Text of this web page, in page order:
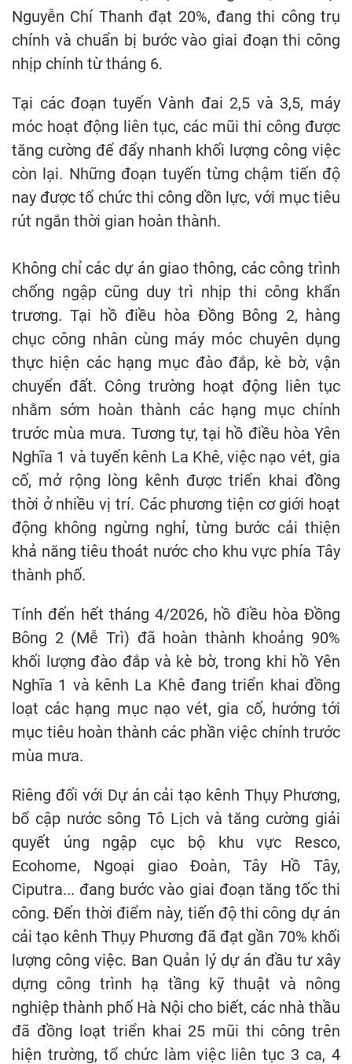
Nguyễn Chí Thanh đạt 20%, đang thi công trụ
chính và chuẩn bị bước vào giai đoạn thi công
nhịp chính từ tháng 6.
Tại các đoạn tuyến Vành đai 2,5 và 3,5, máy
móc hoạt động liên tục, các mũi thi công được
tăng cường để đẩy nhanh khối lượng công việc
còn lại. Những đoạn tuyến từng chậm tiến độ
nay được tổ chức thi công dồn lực, với mục tiêu
rút ngắn thời gian hoàn thành.
Không chỉ các dự án giao thông, các công trình
chống ngập cũng duy trì nhịp thi công khẩn
trương. Tại hồ điều hòa Đồng Bông 2, hàng
chục công nhân cùng máy móc chuyên dụng
thực hiện các hạng mục đào đắp, kè bờ, vận
chuyển đất. Công trường hoạt động liên tục
nhằm sớm hoàn thành các hạng mục chính
trước mùa mưa. Tương tự, tại hồ điều hòa Yên
Nghĩa 1 và tuyến kênh La Khê, việc nạo vét, gia
cố, mở rộng lòng kênh được triển khai đồng
thời ở nhiều vị trí. Các phương tiện cơ giới hoạt
động không ngừng nghỉ, từng bước cải thiện
khả năng tiêu thoát nước cho khu vực phía Tây
thành phố.
Tính đến hết tháng 4/2026, hồ điều hòa Đồng
Bông 2 (Mễ Trì) đã hoàn thành khoảng 90%
khối lượng đào đắp và kè bờ, trong khi hồ Yên
Nghĩa 1 và kênh La Khê đang triển khai đồng
loạt các hạng mục nạo vét, gia cố, hướng tới
mục tiêu hoàn thành các phần việc chính trước
mùa mưa.
Riêng đối với Dự án cải tạo kênh Thụy Phương,
bổ cập nước sông Tô Lịch và tăng cường giải
quyết úng ngập cục bộ khu vực Resco,
Ecohome, Ngoại giao Đoàn, Tây Hồ Tây,
Ciputra... đang bước vào giai đoạn tăng tốc thi
công. Đến thời điểm này, tiến độ thi công dự án
cải tạo kênh Thụy Phương đã đạt gần 70% khối
lượng công việc. Ban Quản lý dự án đầu tư xây
dựng công trình hạ tầng kỹ thuật và nông
nghiệp thành phố Hà Nội cho biết, các nhà thầu
đã đồng loạt triển khai 25 mũi thi công trên
hiện trường, tổ chức làm việc liên tục 3 ca, 4